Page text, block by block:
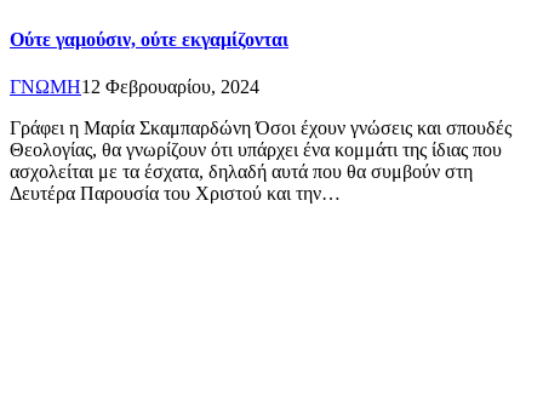
Ούτε γαμούσιν, ούτε εκγαμίζονται
ΓΝΩΜΗ12 Φεβρουαρίου, 2024
Γράφει η Μαρία Σκαμπαρδώνη Όσοι έχουν γνώσεις και σπουδές
Θεολογίας, θα γνωρίζουν ότι υπάρχει ένα κομμάτι της ίδιας που
ασχολείται με τα έσχατα, δηλαδή αυτά που θα συμβούν στη
Δευτέρα Παρουσία του Χριστού και την…